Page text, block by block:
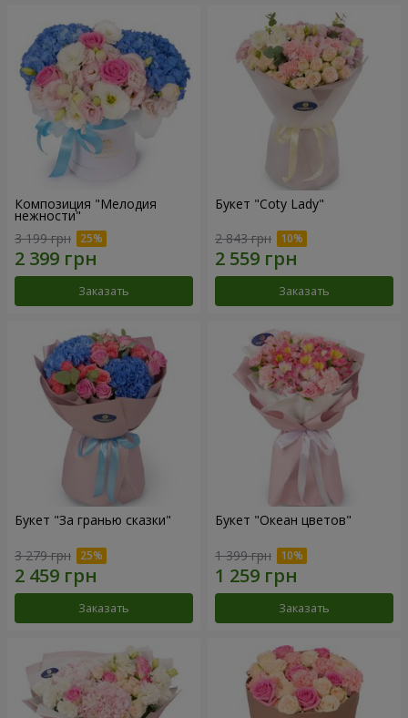
Композиция "Мелодия
нежности"
3 199 грн
Заказать
Букет "Coty Lady"
2 843 грн
Заказать
Букет "За гранью сказки"
3 279 грн
Заказать
Букет "Океан цветов"
1 399 грн
Заказать